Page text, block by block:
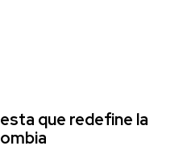
que redefine la